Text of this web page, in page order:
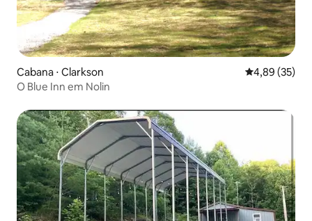
Cabana ⋅ Clarkson 4,89 de uma
4,89 (35)
O Blue Inn em Nolin